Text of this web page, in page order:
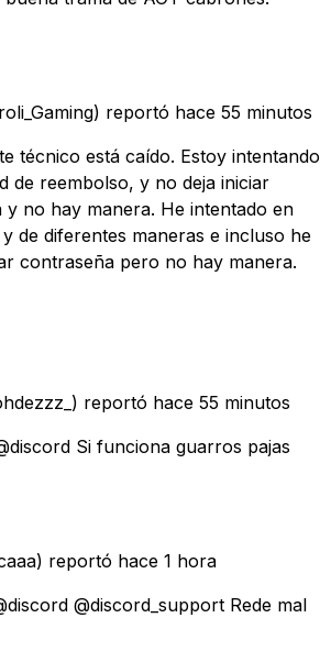
reportó hace 55 minutos
técnico está caído. Estoy intentando
de reembolso, y no deja iniciar
y no hay manera. He intentado en
de diferentes maneras e incluso he
contraseña pero no hay manera.
reportó hace 55 minutos
Si funciona guarros pajas
reportó hace 1 hora
@discord_support Rede mal